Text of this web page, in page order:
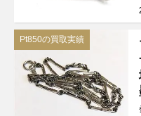
Pt850の買取実績